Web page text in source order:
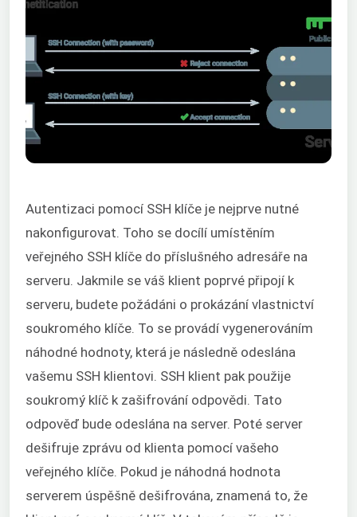
Autentizaci pomocí SSH klíče je nejprve nutné
nakonfigurovat. Toho se docílí umístěním
veřejného SSH klíče do příslušného adresáře na
serveru. Jakmile se váš klient poprvé připojí k
serveru, budete požádáni o prokázání vlastnictví
soukromého klíče. To se provádí vygenerováním
náhodné hodnoty, která je následně odeslána
vašemu SSH klientovi. SSH klient pak použije
soukromý klíč k zašifrování odpovědi. Tato
odpověď bude odeslána na server. Poté server
dešifruje zprávu od klienta pomocí vašeho
veřejného klíče. Pokud je náhodná hodnota
serverem úspěšně dešifrována, znamená to, že